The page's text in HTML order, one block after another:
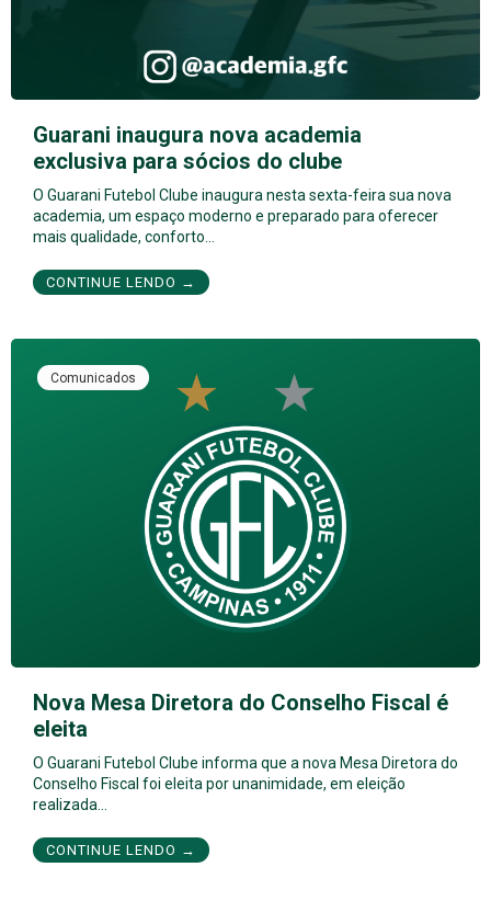
Guarani inaugura nova academia
exclusiva para sócios do clube
O Guarani Futebol Clube inaugura nesta sexta-feira sua nova
academia, um espaço moderno e preparado para oferecer
mais qualidade, conforto…
CONTINUE LENDO →
Comunicados
Nova Mesa Diretora do Conselho Fiscal é
eleita
O Guarani Futebol Clube informa que a nova Mesa Diretora do
Conselho Fiscal foi eleita por unanimidade, em eleição
realizada…
CONTINUE LENDO →